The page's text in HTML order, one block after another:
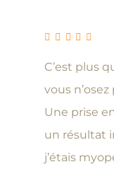
C’est plus
vous
Une prise
un résultat
j’étais